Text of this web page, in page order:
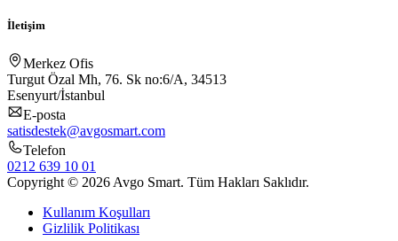
İletişim
Merkez Ofis
Turgut Özal Mh, 76. Sk no:6/A, 34513
Esenyurt/İstanbul
E-posta
satisdestek@avgosmart.com
Telefon
0212 639 10 01
Copyright © 2026 Avgo Smart. Tüm Hakları Saklıdır.
Kullanım Koşulları
Gizlilik Politikası